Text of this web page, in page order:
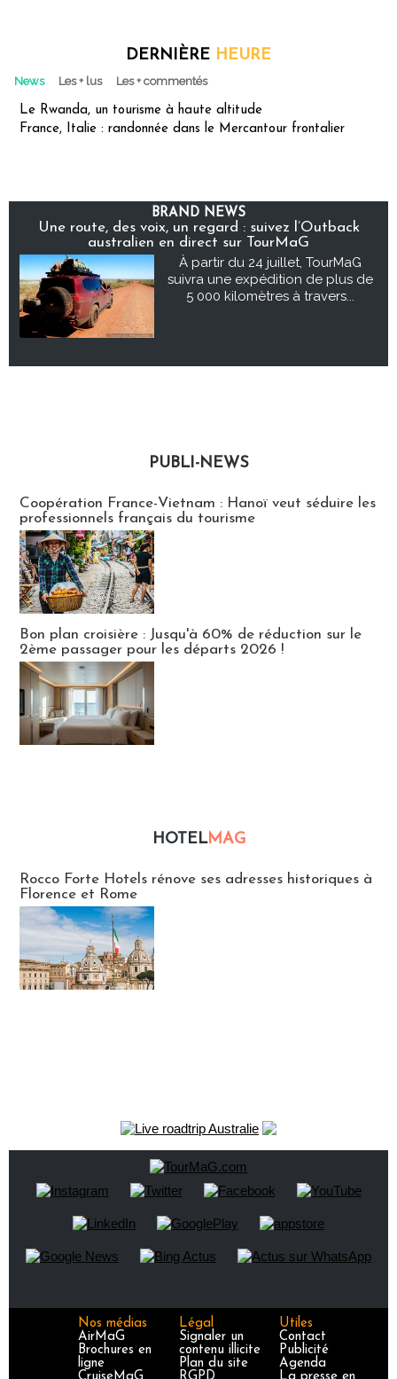
DERNIÈRE HEURE
News Les + lus Les + commentés
Le Rwanda, un tourisme à haute altitude
France, Italie : randonnée dans le Mercantour frontalier
BRAND NEWS
Une route, des voix, un regard : suivez l’Outback
australien en direct sur TourMaG
À partir du 24 juillet, TourMaG
suivra une expédition de plus de
5 000 kilomètres à travers...
PUBLI-NEWS
Coopération France-Vietnam : Hanoï veut séduire les
professionnels français du tourisme
Bon plan croisière : Jusqu'à 60% de réduction sur le
2ème passager pour les départs 2026 !
HOTELMAG
Rocco Forte Hotels rénove ses adresses historiques à
Florence et Rome
Nos médias
AirMaG
Brochures en
ligne
Légal
Signaler un
contenu illicite
Plan du site
Utiles
Contact
Publicité
Agenda